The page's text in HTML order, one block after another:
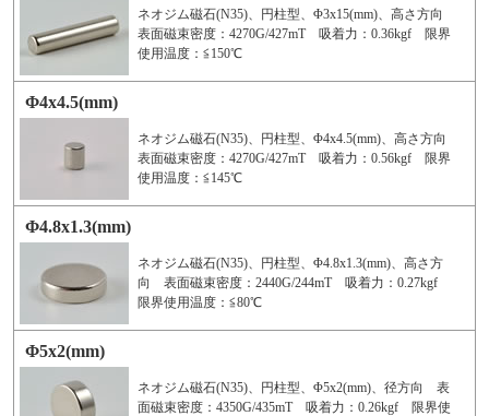
ネオジム磁石(N35)、円柱型、Φ3x15(mm)、高さ方向
表面磁束密度：4270G/427mT 吸着力：0.36kgf 限界
使用温度：≦150℃
Φ4x4.5(mm)
ネオジム磁石(N35)、円柱型、Φ4x4.5(mm)、高さ方向
表面磁束密度：4270G/427mT 吸着力：0.56kgf 限界
使用温度：≦145℃
Φ4.8x1.3(mm)
ネオジム磁石(N35)、円柱型、Φ4.8x1.3(mm)、高さ方
向 表面磁束密度：2440G/244mT 吸着力：0.27kgf
限界使用温度：≦80℃
Φ5x2(mm)
ネオジム磁石(N35)、円柱型、Φ5x2(mm)、径方向 表
面磁束密度：4350G/435mT 吸着力：0.26kgf 限界使